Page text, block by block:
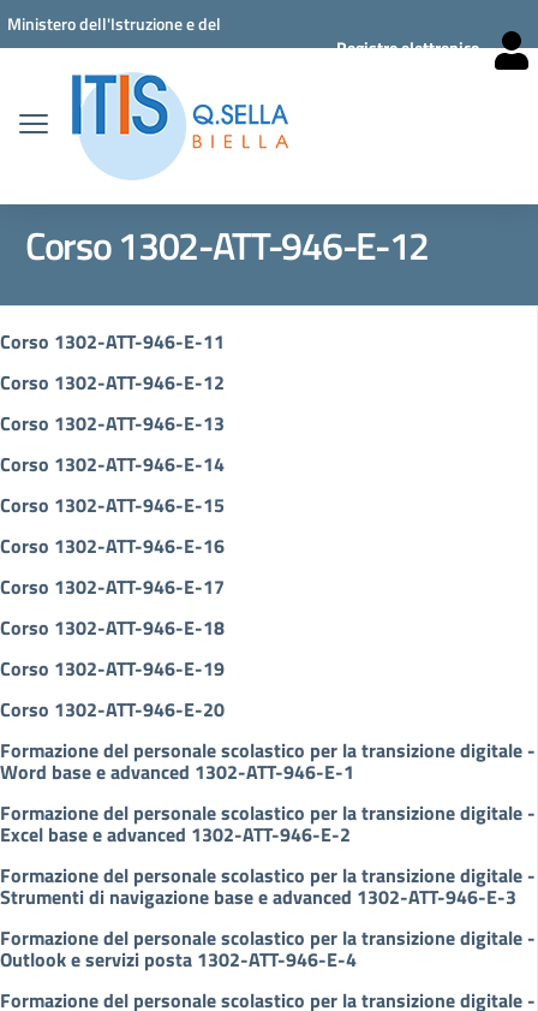
Vai ai contenuti
Vai al menu di navigazione
Vai al footer
Ministero dell'Istruzione e del
Registro elettronico
Corso 1302-ATT-946-E-12
Corso 1302-ATT-946-E-11
Corso 1302-ATT-946-E-12
Corso 1302-ATT-946-E-13
Corso 1302-ATT-946-E-14
Corso 1302-ATT-946-E-15
Corso 1302-ATT-946-E-16
Corso 1302-ATT-946-E-17
Corso 1302-ATT-946-E-18
Corso 1302-ATT-946-E-19
Corso 1302-ATT-946-E-20
Formazione del personale scolastico per la transizione digitale -
Word base e advanced 1302-ATT-946-E-1
Formazione del personale scolastico per la transizione digitale -
Excel base e advanced 1302-ATT-946-E-2
Formazione del personale scolastico per la transizione digitale -
Strumenti di navigazione base e advanced 1302-ATT-946-E-3
Formazione del personale scolastico per la transizione digitale -
Outlook e servizi posta 1302-ATT-946-E-4
Formazione del personale scolastico per la transizione digitale -